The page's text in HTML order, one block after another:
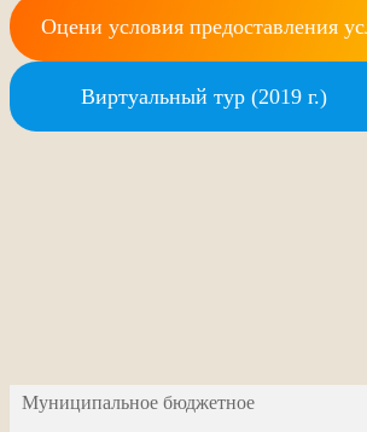
Оцени условия предоставления
Виртуальный тур (2019 г.)
Муниципальное бюджетное